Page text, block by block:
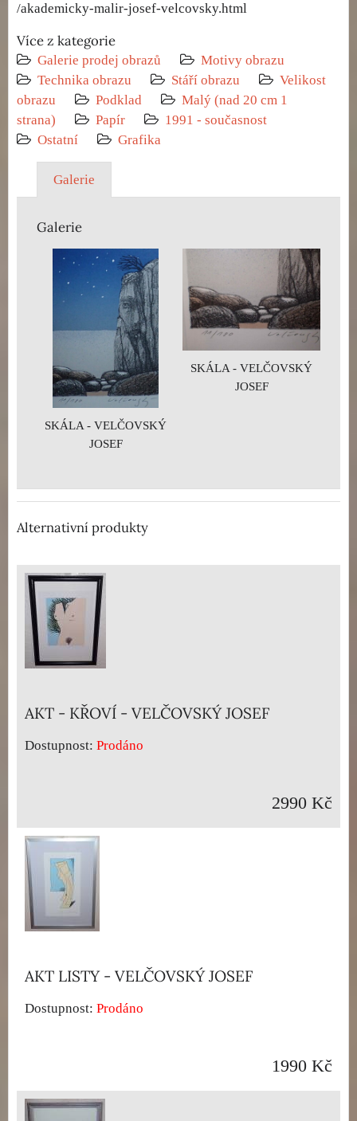
/akademicky-malir-josef-velcovsky.html
Více z kategorie
Galerie prodej obrazů
Motivy obrazu
Technika obrazu
Stáří obrazu
Velikost
obrazu
Podklad
Malý (nad 20 cm 1
strana)
Papír
1991 - současnost
Ostatní
Grafika
Galerie
Galerie
SKÁLA - VELČOVSKÝ
JOSEF
SKÁLA - VELČOVSKÝ
JOSEF
Alternativní produkty
AKT - KŘOVÍ - VELČOVSKÝ JOSEF
Dostupnost: Prodáno
2990 Kč
AKT LISTY - VELČOVSKÝ JOSEF
Dostupnost: Prodáno
1990 Kč